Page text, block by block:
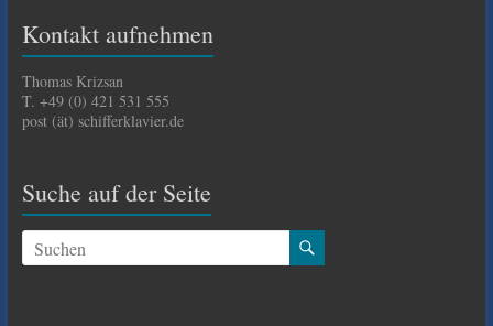
Kontakt aufnehmen
Thomas Krizsan
T. +49 (0) 421 531 555
post (ät) schifferklavier.de
Suche auf der Seite